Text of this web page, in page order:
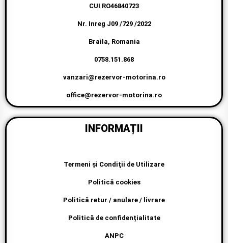
CUI RO46840723
Nr. Inreg J09 /729 /2022
Braila, Romania
0758.151.868
vanzari@rezervor-motorina.ro
office@rezervor-motorina.ro
INFORMAȚII
Termeni şi Condiţii de Utilizare
Politică cookies
Politică retur / anulare / livrare
Politică de confidențialitate
ANPC